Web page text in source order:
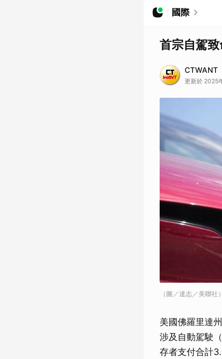
國際
首宗自駕
CTWANT
更新於 2025
（圖／達志／美聯社）
美國佛羅里達
涉及自動駕駛
存者支付合計